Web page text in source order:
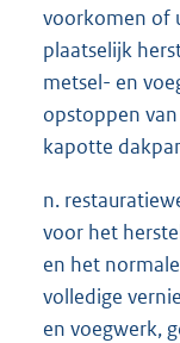
voorkomen of
plaatselijk
metsel- en
opstoppen
kapotte
n.
voor het
en het
volledige
en voegwerk,